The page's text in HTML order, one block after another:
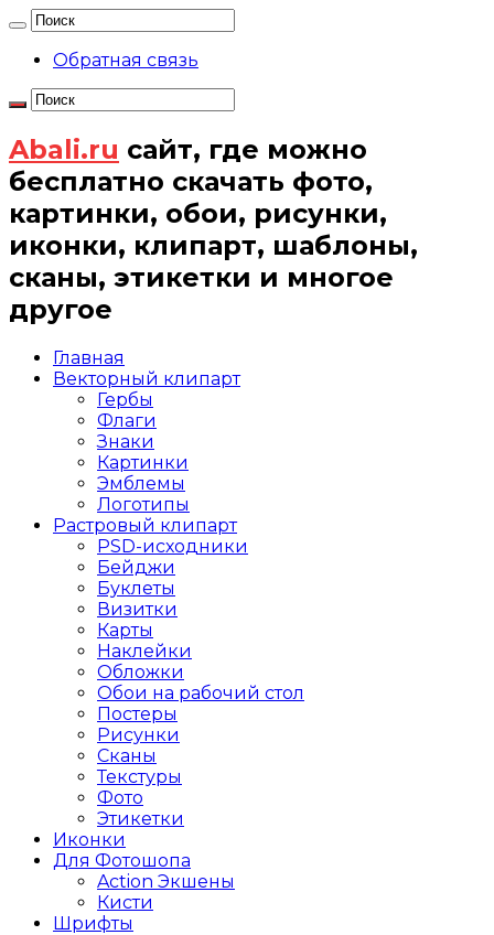
Обратная связь
Abali.ru сайт, где можно
бесплатно скачать фото,
картинки, обои, рисунки,
иконки, клипарт, шаблоны,
сканы, этикетки и многое
другое
Главная
Векторный клипарт
Гербы
Флаги
Знаки
Картинки
Эмблемы
Логотипы
Растровый клипарт
PSD-исходники
Бейджи
Буклеты
Визитки
Карты
Наклейки
Обложки
Обои на рабочий стол
Постеры
Рисунки
Сканы
Текстуры
Фото
Этикетки
Иконки
Для Фотошопа
Action Экшены
Кисти
Шрифты